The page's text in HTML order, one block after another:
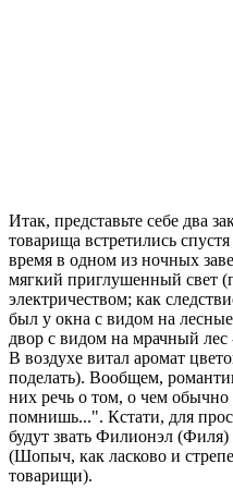
Итак, представьте себе два
товарища встретились
время в одном из ночных
мягкий приглушенный свет
электричеством; как
был у окна с видом на
двор с видом на мрачный лес
В воздухе витал аромат
поделать). Вообщем,
них речь о том, о чем обычно
помнишь...". Кстати, для
будут звать Филионэл
(Шопыч, как ласково и
товарищи).